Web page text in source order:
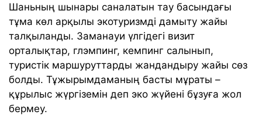
Шаньның шынары саналатын тау басындағы
тұма көл арқылы экотуризмді дамыту жайы
талқыланды. Заманауи үлгідегі визит
орталықтар, глэмпинг, кемпинг салынып,
туристік маршуруттарды жандандыру жайы сөз
болды. Тұжырымдаманың басты мұраты –
құрылыс жүргіземін деп эко жүйені бұзуға жол
бермеу.